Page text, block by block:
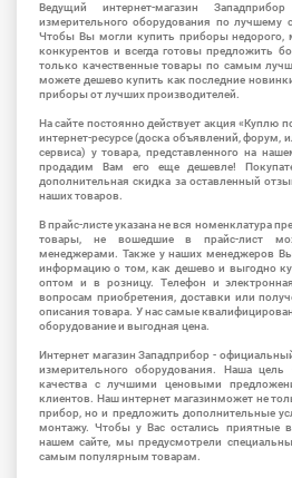
Ведущий интернет-магазин
измерительного оборудования по лучшему
Чтобы Вы могли купить приборы
конкурентов и всегда готовы предложить
только качественные товары по самым
можете дешево купить как последние
приборы от лучших производителей.
На сайте постоянно действует акция «Куплю
интернет-ресурсе (доска объявлений, форум,
сервиса) у товара, представленного на
продадим Вам его еще дешевле!
дополнительная скидка за оставленный
наших товаров.
В прайс-листе указана не вся номенклатура
товары, не вошедшие в прайс-лист
менеджерами. Также у наших менеджеров
информацию о том, как дешево и выгодно
оптом и в розницу. Телефон и
вопросам приобретения, доставки или
описания товара. У нас самые
оборудование и выгодная цена.
Интернет магазин Западприбор -
измерительного оборудования. Наша
качества с лучшими ценовыми
клиентов. Наш интернет магазинможет не
прибор, но и предложить дополнительные
монтажу. Чтобы у Вас остались приятные
нашем сайте, мы предусмотрели
самым популярным товарам.